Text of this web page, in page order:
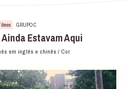
GRUPO C
Ainda Estavam Aqui
em inglês e chinês / Cor